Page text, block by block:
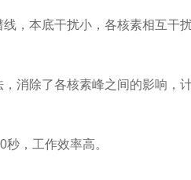
本底干扰小，各核素相互干
除了各核素峰之间的影响，
，工作效率高。